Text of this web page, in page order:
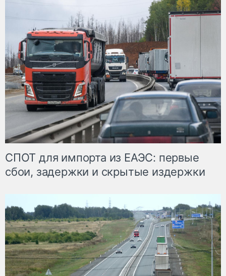
СПОТ для импорта из ЕАЭС: первые
сбои, задержки и скрытые издержки